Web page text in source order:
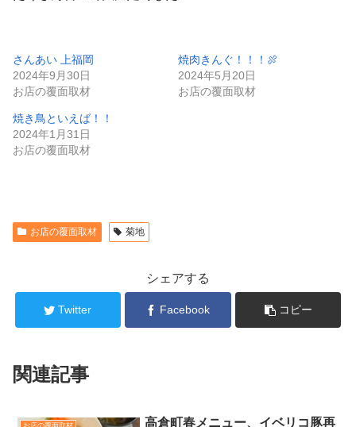
さんあい 上福岡
2024年9月30日
お店の覆面取材
焼肉きんぐ！！！🍖
2024年5月20日
お店の覆面取材
焼き鳥といえば！！
2024年1月31日
お店の覆面取材
お店の覆面取材 菊地
シェアする
Twitter Facebook コピー
関連記事
お店の覆面取材
高倉町春メニュー、イベリコ豚再